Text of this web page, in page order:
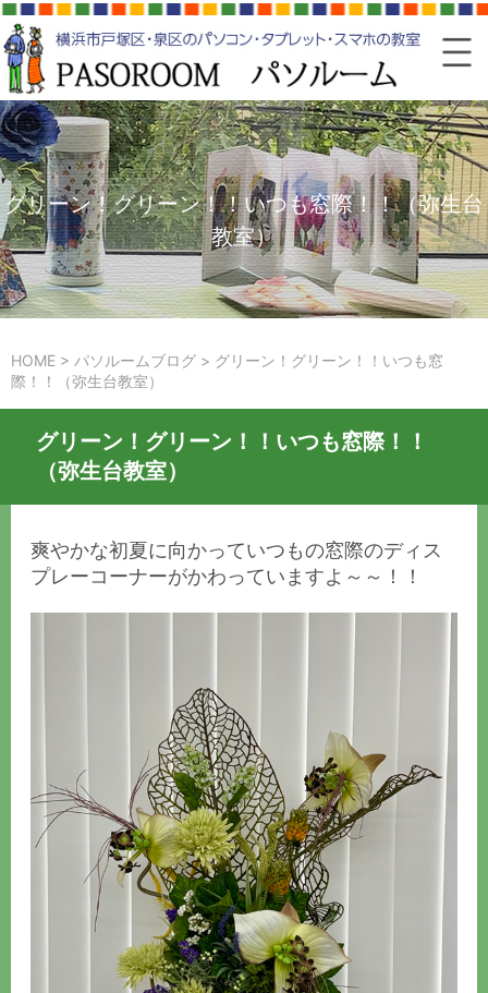
グリーン！グリーン！！いつも窓際！！（弥生台
教室）
HOME > パソルームブログ > グリーン！グリーン！！いつも窓
際！！（弥生台教室）
グリーン！グリーン！！いつも窓際！！
（弥生台教室）
爽やかな初夏に向かっていつもの窓際のディス
プレーコーナーがかわっていますよ～～！！